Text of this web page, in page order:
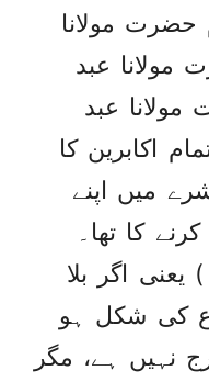
حضرت مولانا
عبد
عبد
اکابرین کا
میں اپنے
کا تھا۔
یعنی اگر بلا
کی شکل ہو
نہیں ہے، مگر